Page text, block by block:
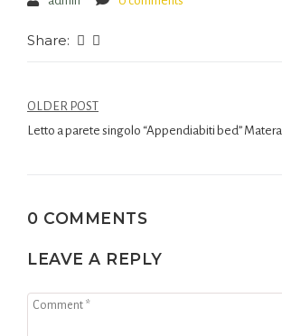
Share:
OLDER POST
Letto a parete singolo “Appendiabiti bed”
0 COMMENTS
LEAVE A REPLY